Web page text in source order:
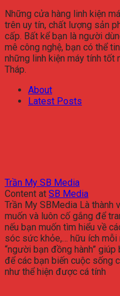
Những cửa hàng linh kiện
trên uy tín, chất lượng sản
cấp. Bất kể bạn là người
mê công nghệ, bạn có thể
những linh kiện máy tính tốt
Tháp.
About
Latest Posts
Trần My SB Media
Content at SB Media
Trần My SBMedia Là thành
muốn và luôn cố gắng để
nếu bạn muốn tìm hiểu về
sóc sức khỏe,… hữu ích mỗi
“người bạn đồng hành”
để các bạn biến cuộc sống
như thể hiện được cá tính